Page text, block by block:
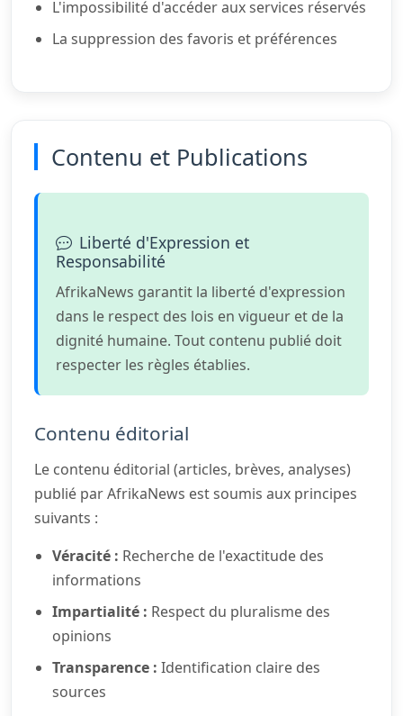
L'impossibilité d'accéder aux services réservés
La suppression des favoris et préférences
Contenu et Publications
Liberté d'Expression et
Responsabilité
AfrikaNews garantit la liberté d'expression
dans le respect des lois en vigueur et de la
dignité humaine. Tout contenu publié doit
respecter les règles établies.
Contenu éditorial
Le contenu éditorial (articles, brèves, analyses)
publié par AfrikaNews est soumis aux principes
suivants :
Véracité : Recherche de l'exactitude des
informations
Impartialité : Respect du pluralisme des
opinions
Transparence : Identification claire des
sources